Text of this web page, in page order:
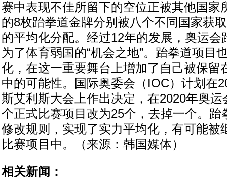
赛中表现不佳所留下的空位正被其他国家
的8枚跆拳道金牌分别被八个不同国家获
的平均化分配。经过12年的发展，奥运会
为了体育弱国的“机会之地”。跆拳道项目
化，在这一重要舞台上增加了自己被保留
中的可能性。国际奥委会（IOC）计划在
斯艾利斯大会上作出决定，在2020年奥运
个正式比赛项目改为25个，去掉一个。跆
修改规则，实现了实力平均化，有可能被
比赛项目中。（来源：韩国媒体）
相关新闻：